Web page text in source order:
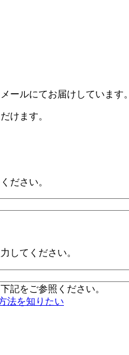
ールにてお届けしています。
けます。
ださい。
してください。
記をご参照ください。
法を知りたい